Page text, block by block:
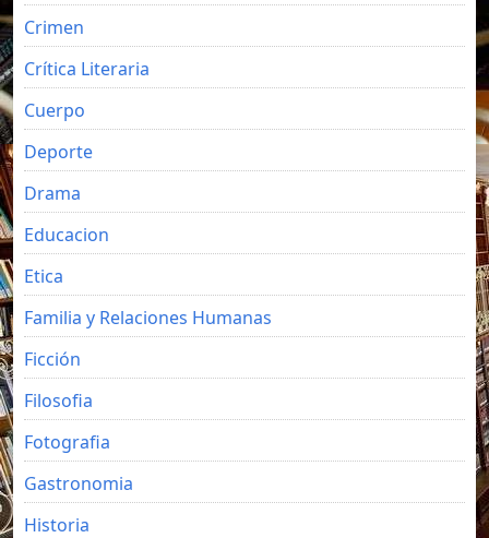
Crimen
Crítica Literaria
Cuerpo
Deporte
Drama
Educacion
Etica
Familia y Relaciones Humanas
Ficción
Filosofia
Fotografia
Gastronomia
Historia